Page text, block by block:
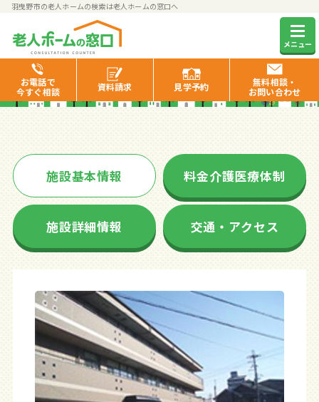
羽曳野市の老人ホームの検索は老人ホームの窓口へ
メニュー
お電話で
今すぐ相談
資料請求 見学予約
無料相談・
お問い合わせ
グッドタイムまほろば
施設基本情報 料金介護医療体制
施設詳細情報 交通・アクセス